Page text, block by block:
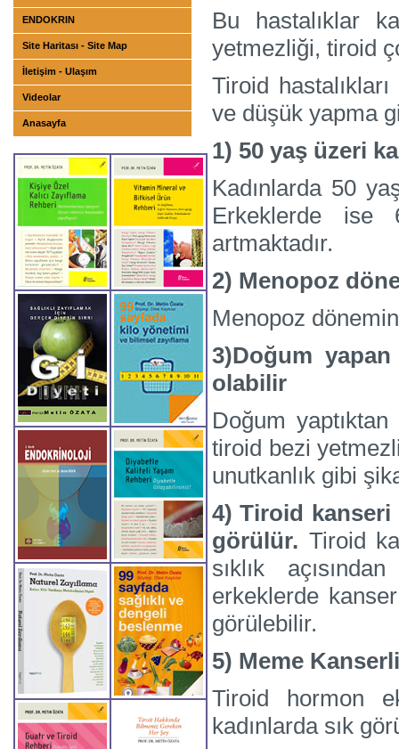
ENDOKRIN
Site Haritası - Site Map
İletişim - Ulaşım
Videolar
Anasayfa
Bu hastalıklar
yetmezliği, tiroid
Tiroid
ve düşük yapma
1) 50 yaş üzeri
Kadınlarda 50
Erkeklerde ise
artmaktadır.
2) Menopoz
Menopoz
3)Doğum yapan
olabilir
Doğum
tiroid bezi
unutkanlık gibi
4) Tiroid kanseri
görülür. Tiroid
sıklık
erkeklerde
görülebilir.
5) Meme
Tiroid hormon
kadınlarda sık